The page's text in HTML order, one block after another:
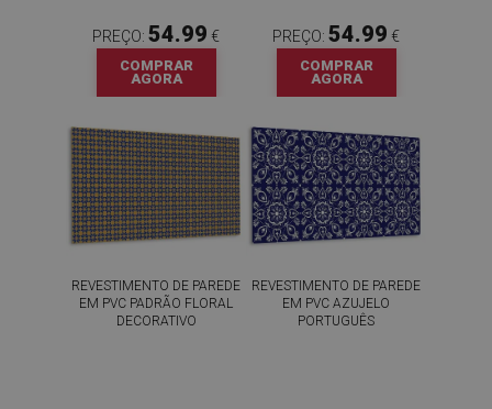
PREÇO: 54.99 €
COMPRAR
AGORA
PREÇO: 54.99 €
COMPRAR
AGORA
REVESTIMENTO DE PAREDE
EM PVC PADRÃO FLORAL
DECORATIVO
REVESTIMENTO DE PAREDE
EM PVC AZUJELO
PORTUGUÊS